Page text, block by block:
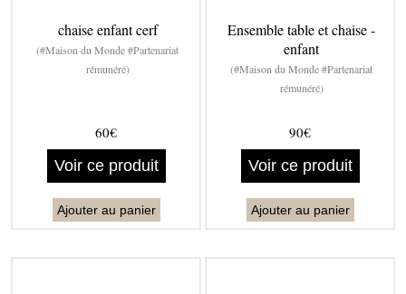
chaise enfant cerf
(#Maison du Monde #Partenariat
rémunéré)
60€
Voir ce produit
Ajouter au panier
Ensemble table et chaise -
enfant
(#Maison du Monde #Partenariat
rémunéré)
90€
Voir ce produit
Ajouter au panier